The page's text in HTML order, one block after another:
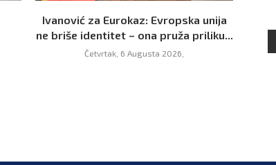
Ivanović za Eurokaz: Evropska unija
ne briše identitet – ona pruža priliku...
Četvrtak, 6 Augusta 2026,